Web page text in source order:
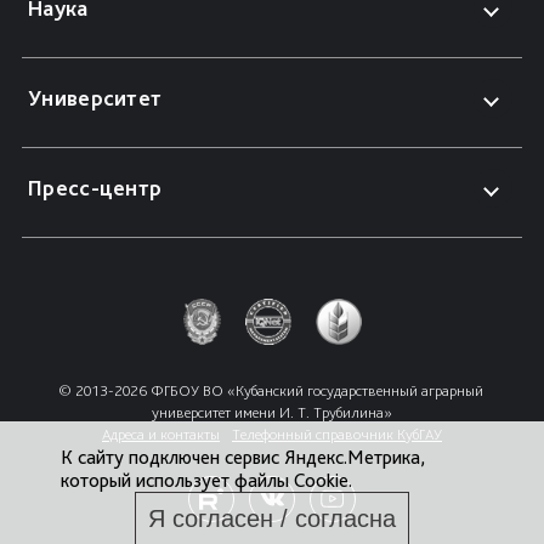
Наука
Университет
Пресс-центр
© 2013-2026 ФГБОУ ВО «Кубанский государственный аграрный
университет имени И. Т. Трубилина»
Адреса и контакты
Телефонный справочник КубГАУ
К сайту подключен сервис Яндекс.Метрика,
который использует файлы Cookie.
Я согласен / согласна